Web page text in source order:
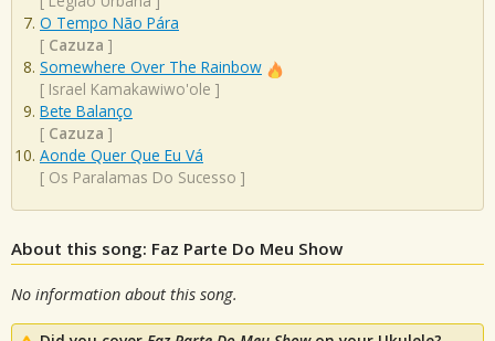
O Tempo Não Pára
[ Cazuza ]
Somewhere Over The Rainbow
[ Israel Kamakawiwo'ole ]
Bete Balanço
[ Cazuza ]
Aonde Quer Que Eu Vá
[ Os Paralamas Do Sucesso ]
About this song: Faz Parte Do Meu Show
No information about this song.